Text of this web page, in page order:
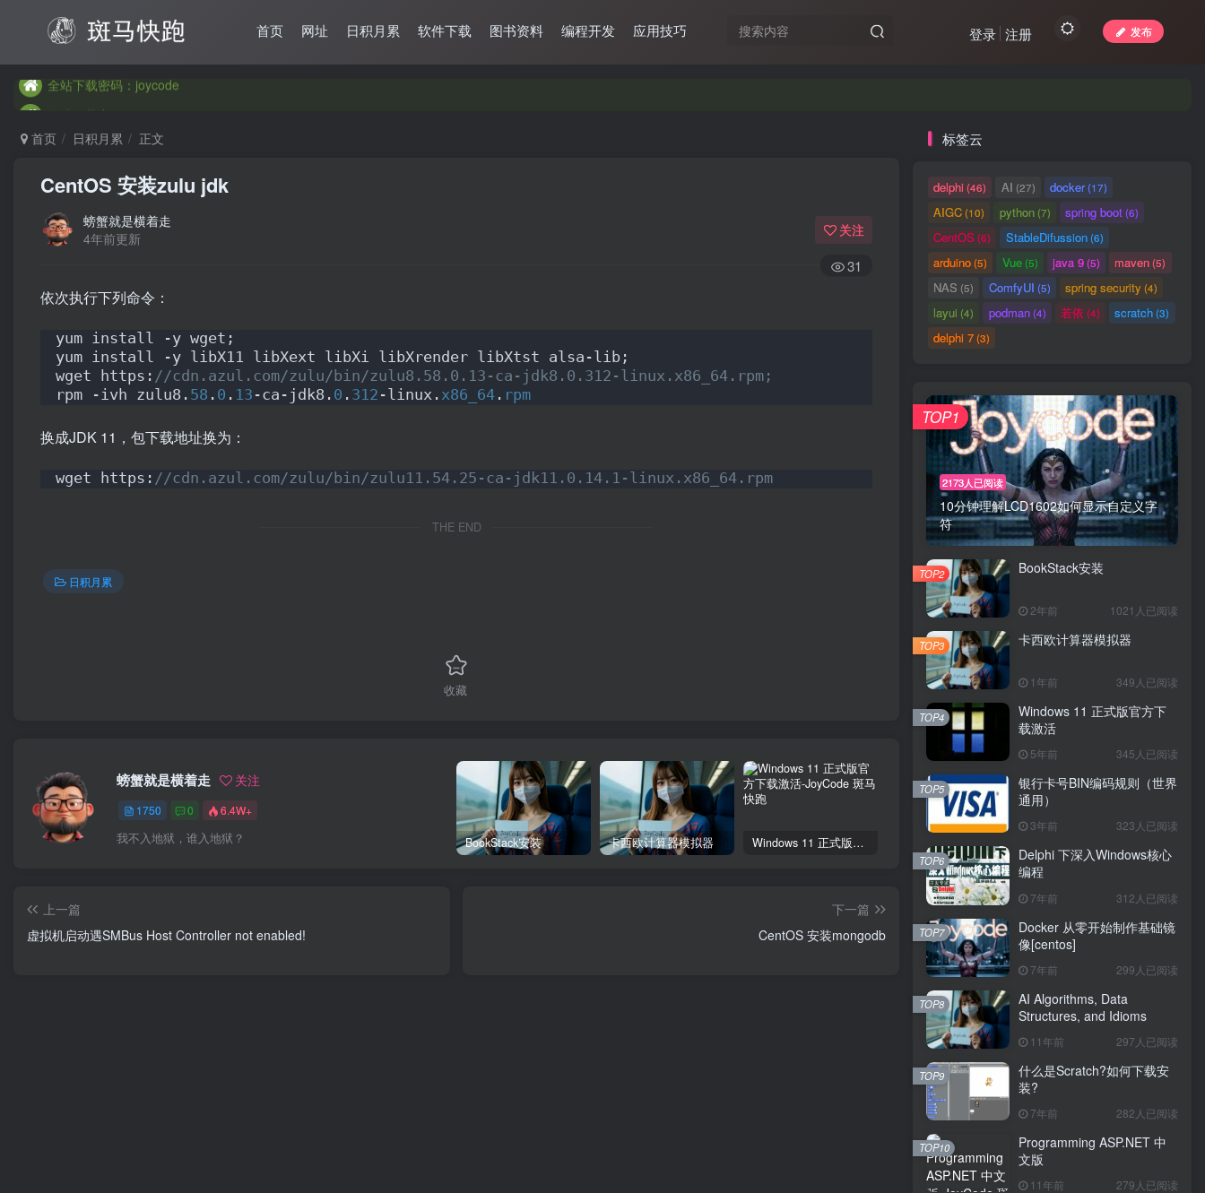
首页 网址 日积月累 软件下载 图书资料 编程开发 应用技巧 发布
登录 注册
全站下载密码：joycode
全站下载密码：joycode
全站下载密码：joycode
首页 日积月累 正文
CentOS 安装zulu jdk
螃蟹就是横着走
4年前更新
关注
31
依次执行下列命令：
yum install -y wget;
yum install -y libX11 libXext libXi libXrender libXtst alsa-lib;
wget https: //cdn.azul.com/zulu/bin/zulu8.58.0.13-ca-jdk8.0.312-linux.x86_64.rpm;
rpm -ivh zulu8. 58 . 0 . 13 -ca-jdk8. 0 . 312 -linux. x86_64 . rpm
换成JDK 11，包下载地址换为：
wget https: //cdn.azul.com/zulu/bin/zulu11.54.25-ca-jdk11.0.14.1-linux.x86_64.rpm
THE END
日积月累
收藏
螃蟹就是横着走 关注
1750 0 6.4W+
我不入地狱，谁入地狱？ BookStack安装 卡西欧计算器模拟器 Windows 11 正式版官方下载激活 银行卡号BIN编码规则（世界通用）
上一篇
虚拟机启动遇SMBus Host Controller not enabled!
下一篇
CentOS 安装mongodb
标签云
delphi(46) AI (27) docker(17)
AIGC(10) python(7) spring boot(6)
CentOS (6) StableDifussion(6)
arduino(5) Vue(5) java 9(5) maven(5)
NAS (5) ComfyUI (5) spring security (4)
layui (4) podman(4) 若依 (4) scratch(3)
delphi 7(3)
2173人已阅读
10分钟理解LCD1602如何显示自定义字
符
TOP1
BookStack安装
2年前 1021人已阅读
TOP2
卡西欧计算器模拟器
1年前 349人已阅读
TOP3
Windows 11 正式版官方下
载激活
5年前 345人已阅读
TOP4
银行卡号BIN编码规则（世界
通用）
3年前 323人已阅读
TOP5
Delphi 下深入Windows核心
编程
7年前 312人已阅读
TOP6
Docker 从零开始制作基础镜
像[centos]
7年前 299人已阅读
TOP7
AI Algorithms, Data
Structures, and Idioms
11年前 297人已阅读
TOP8
什么是Scratch?如何下载安
装?
7年前 282人已阅读
TOP9
Programming ASP.NET 中
文版
11年前 279人已阅读
TOP10